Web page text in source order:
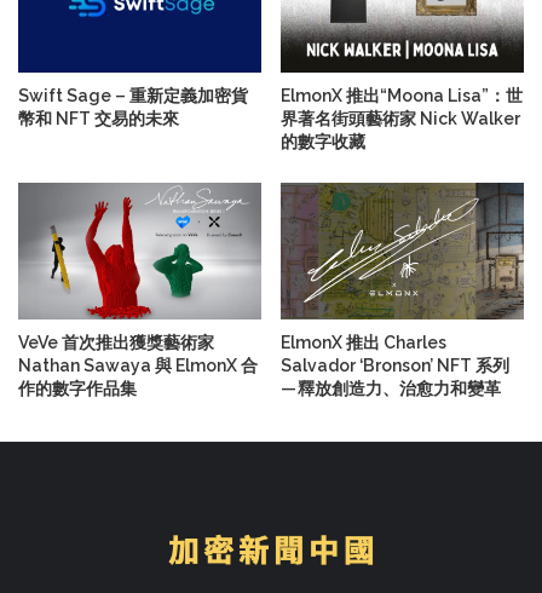
Swift Sage – 重新定義加密貨
幣和 NFT 交易的未來
ElmonX 推出“Moona Lisa”：世
界著名街頭藝術家 Nick Walker
的數字收藏
VeVe 首次推出獲獎藝術家
Nathan Sawaya 與 ElmonX 合
作的數字作品集
ElmonX 推出 Charles
Salvador ‘Bronson’ NFT 系列
— 釋放創造力、治愈力和變革